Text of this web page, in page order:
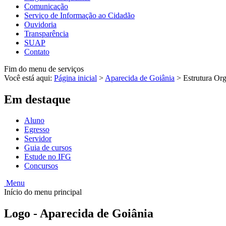
Comunicação
Serviço de Informação ao Cidadão
Ouvidoria
Transparência
SUAP
Contato
Fim do menu de serviços
Você está aqui: Página inicial > Aparecida de Goiânia > Estrutura
Em destaque
Aluno
Egresso
Servidor
Guia de cursos
Estude no IFG
Concursos
Menu
Início do menu principal
Logo - Aparecida de Goiânia